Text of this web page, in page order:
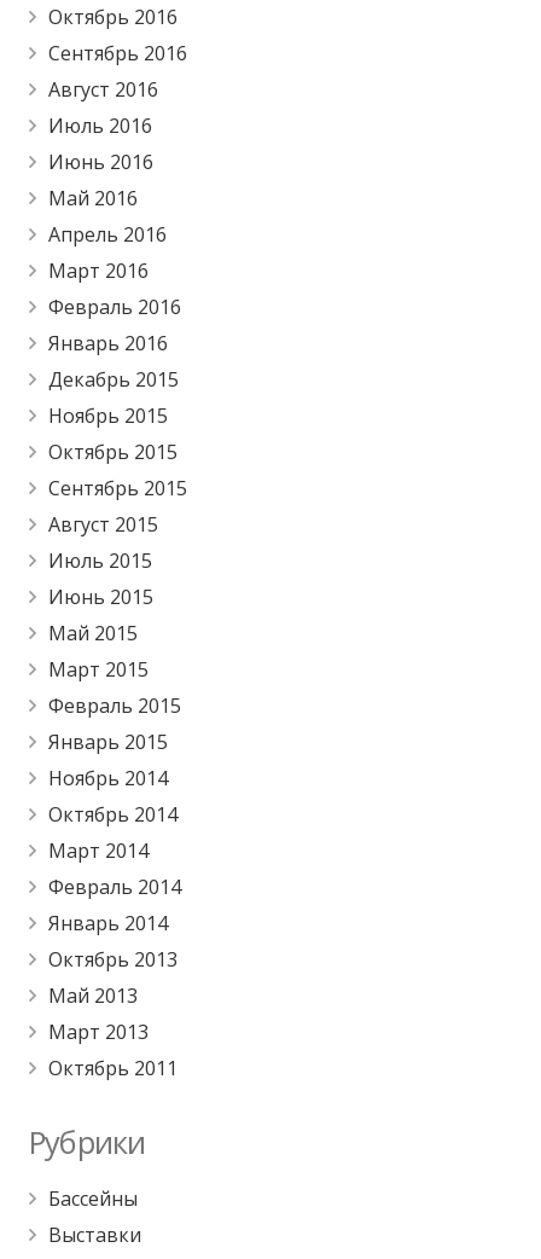
Октябрь 2016
Сентябрь 2016
Август 2016
Июль 2016
Июнь 2016
Май 2016
Апрель 2016
Март 2016
Февраль 2016
Январь 2016
Декабрь 2015
Ноябрь 2015
Октябрь 2015
Сентябрь 2015
Август 2015
Июль 2015
Июнь 2015
Май 2015
Март 2015
Февраль 2015
Январь 2015
Ноябрь 2014
Октябрь 2014
Март 2014
Февраль 2014
Январь 2014
Октябрь 2013
Май 2013
Март 2013
Октябрь 2011
Рубрики
Бассейны
Выставки